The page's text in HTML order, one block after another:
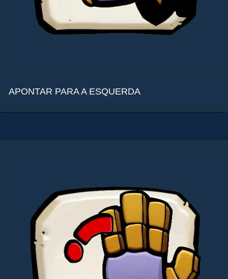
APONTAR PARA A ESQUERDA